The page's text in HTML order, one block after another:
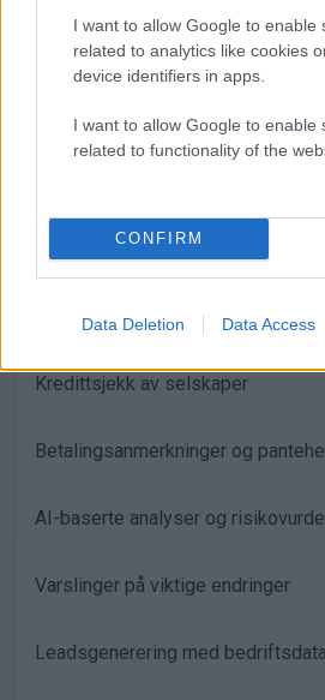
I want to allow Google to enable
related to analytics like cookies
device identifiers in apps.
I want to allow Google to enable
related to functionality of the
CONFIRM
Data Deletion Data Access
Med Proff Forvalt får du:
Kredittsjekk av selskaper
Betalingsanmerkninger og
AI-baserte analyser og
Varslinger på viktige endringer
Leadsgenerering med bedriftsdata